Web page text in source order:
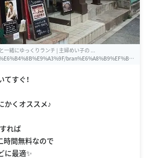
一緒にゆっくりランチ | 主婦めい子の ...
bran%E6%A8%B9%EF%B
すぐ！
かくオススメ♪
れば
時間無料なので
に最適✨